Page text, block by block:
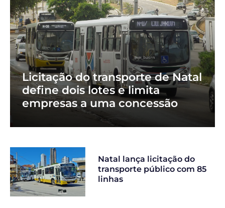
Licitação do transporte de Natal
define dois lotes e limita
empresas a uma concessão
Natal lança licitação do
transporte público com 85
linhas